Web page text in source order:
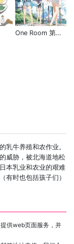
One Room 第二季
乳牛养殖和农作业。
威胁，被北海道地松
本乳业和农业的艰难
有时也包括孩子们）
供web页面服务，并